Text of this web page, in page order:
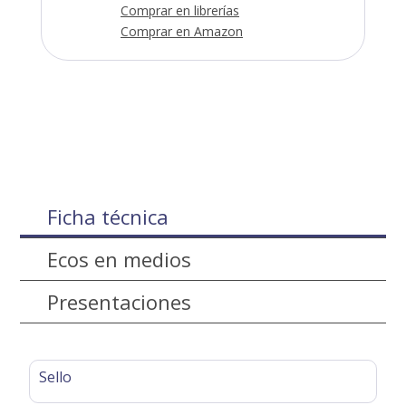
Comprar en librerías
Comprar en Amazon
Ficha técnica
Ecos en medios
Presentaciones
Sello